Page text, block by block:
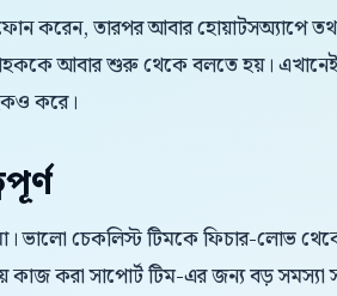
করেন, তারপর আবার হোয়াটসঅ্যাপে তথ্য
আবার শুরু থেকে বলতে হয়।
করে।
ভালো চেকলিস্ট টিমকে ফিচার-লোভ
করা সাপোর্ট টিম-এর জন্য বড় সমস্যা